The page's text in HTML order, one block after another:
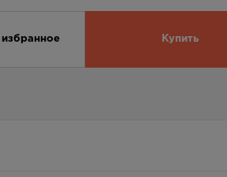
избранное Купить